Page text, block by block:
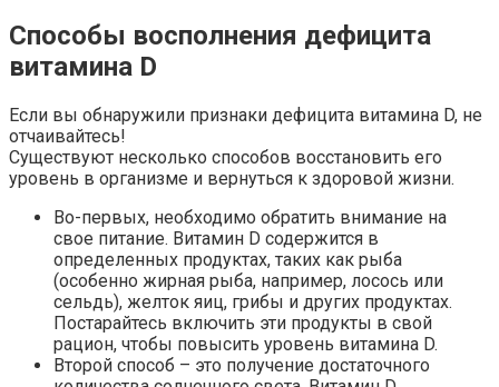
Способы восполнения дефицита
витамина D
Если вы обнаружили признаки дефицита витамина D, не
отчаивайтесь!
Существуют несколько способов восстановить его
уровень в организме и вернуться к здоровой жизни.
Во-первых, необходимо обратить внимание на
свое питание. Витамин D содержится в
определенных продуктах, таких как рыба
(особенно жирная рыба, например, лосось или
сельдь), желток яиц, грибы и других продуктах.
Постарайтесь включить эти продукты в свой
рацион, чтобы повысить уровень витамина D.
Второй способ – это получение достаточного